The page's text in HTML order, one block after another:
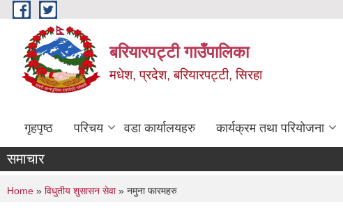
Skip to main content
बरियारपट्टी गाउँपालिका
मधेश, प्रदेश, बरियारपट्टी, सिरहा
गृहपृष्ठ परिचय वडा कार्यालयहरु कार्यक्रम तथा परियोजना
समाचार
You are here
Home » विधुतीय शुसासन सेवा» नमुना फारमहरु